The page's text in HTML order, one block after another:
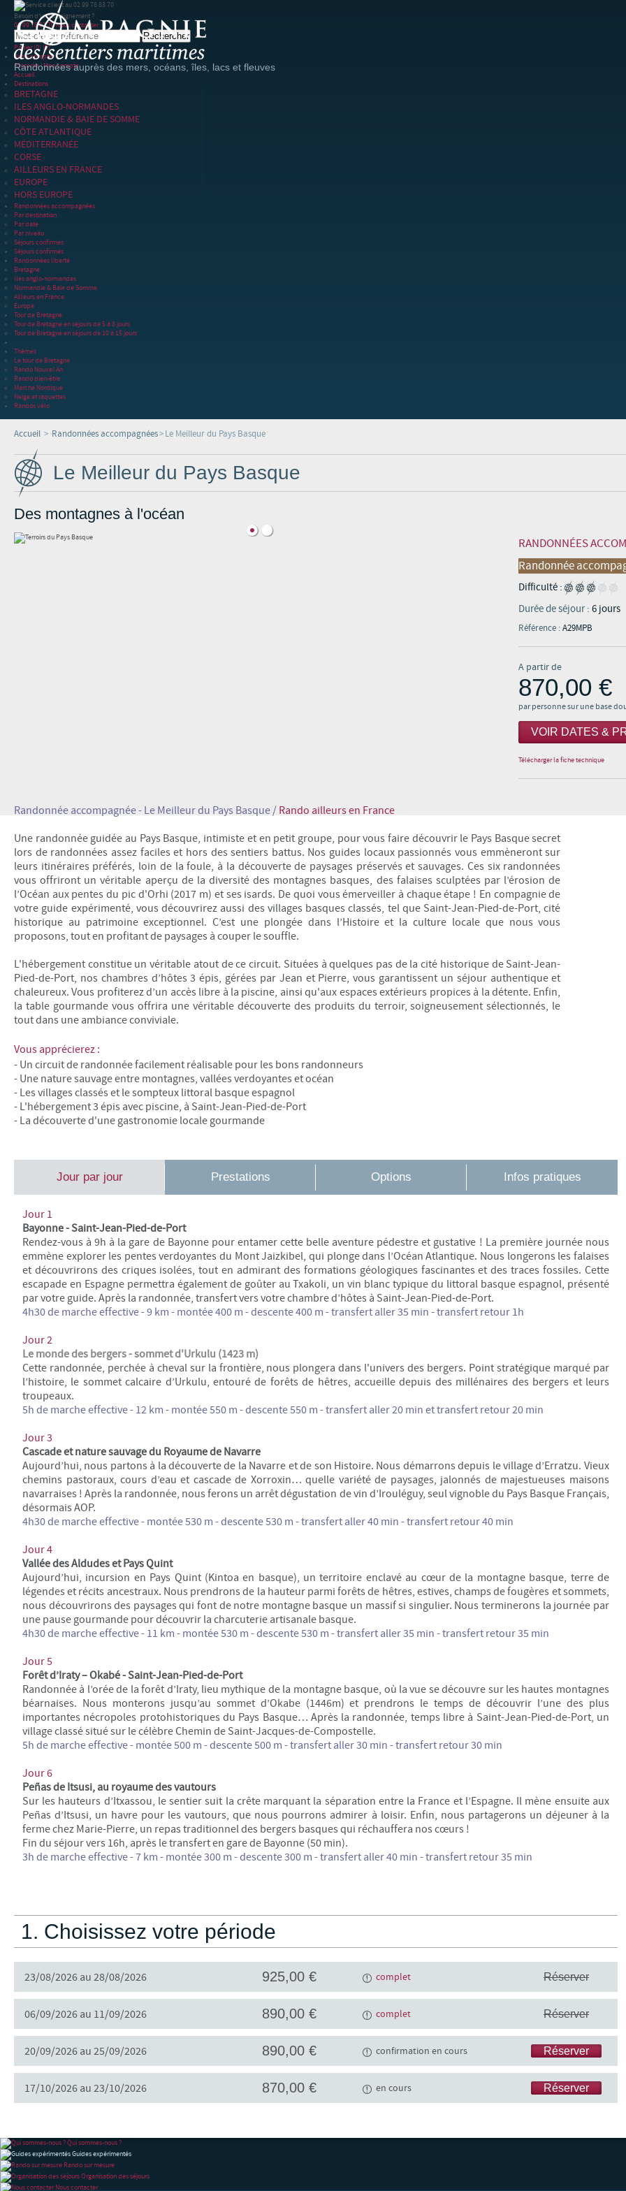
Randonnées auprès des mers, océans, îles, lacs et fleuves
Besoin d'un renseignement ?
02 99 78 83 70Nous contacter
Panier(0) (0)
Votre compte
S'inscrire|Mon compte
Accueil
Destinations
BRETAGNE
ILES ANGLO-NORMANDES
NORMANDIE & BAIE DE SOMME
CÔTE ATLANTIQUE
MÉDITERRANÉE
CORSE
AILLEURS EN FRANCE
EUROPE
HORS EUROPE
Randonnées accompagnées
Par destination
Par date
Par niveau
Séjours confirmés
Séjours confirmés
Randonnées liberté
Bretagne
Iles anglo-normandes
Normandie & Baie de Somme
Ailleurs en France
Europe
Tour de Bretagne
Tour de Bretagne en séjours de 5 à 8 jours
Tour de Bretagne en séjours de 10 à 15 jours
Thèmes
Le tour de Bretagne
Rando Nouvel An
Rando bien-être
Marche Nordique
Neige et raquettes
Randos vélo
Accueil > Randonnées accompagnées>Le Meilleur du Pays Basque
Le Meilleur du Pays Basque
Des montagnes à l'océan
RANDONNÉES
Randonnée
Difficulté :
Durée de séjour : 6 jours
Référence :A29MPB
A partir de
870,00 €
par personne sur une base
VOIR DATES &
Télécharger la fiche technique
Randonnée accompagnée - Le Meilleur du Pays Basque / Rando ailleurs en France
Une randonnée guidée au Pays Basque, intimiste et en petit groupe, pour vous faire découvrir le Pays Basque secret
lors de randonnées assez faciles et hors des sentiers battus. Nos guides locaux passionnés vous emmèneront sur
leurs itinéraires préférés, loin de la foule, à la découverte de paysages préservés et sauvages. Ces six randonnées
vous offriront un véritable aperçu de la diversité des montagnes basques, des falaises sculptées par l’érosion de
l’Océan aux pentes du pic d'Orhi (2017 m) et ses isards. De quoi vous émerveiller à chaque étape ! En compagnie de
votre guide expérimenté, vous découvrirez aussi des villages basques classés, tel que Saint-Jean-Pied-de-Port, cité
historique au patrimoine exceptionnel. C’est une plongée dans l’Histoire et la culture locale que nous vous
proposons, tout en profitant de paysages à couper le souffle.
L'hébergement constitue un véritable atout de ce circuit. Situées à quelques pas de la cité historique de Saint-Jean-
Pied-de-Port, nos chambres d’hôtes 3 épis, gérées par Jean et Pierre, vous garantissent un séjour authentique et
chaleureux. Vous profiterez d’un accès libre à la piscine, ainsi qu'aux espaces extérieurs propices à la détente. Enfin,
la table gourmande vous offrira une véritable découverte des produits du terroir, soigneusement sélectionnés, le
tout dans une ambiance conviviale.
Vous apprécierez :
- Un circuit de randonnée facilement réalisable pour les bons randonneurs
- Une nature sauvage entre montagnes, vallées verdoyantes et océan
- Les villages classés et lesompteux littoral basque espagnol
- L'hébergement 3 épis avec piscine, à Saint-Jean-Pied-de-Port
- La découverte d'une gastronomie locale gourmande
Jour par jour Prestations Options Infos pratiques
Jour 1
Bayonne - Saint-Jean-Pied-de-Port
Rendez-vous à 9h à la gare de Bayonne pour entamer cette belle aventure pédestre et gustative ! La première journée nous
emmène explorer les pentes verdoyantes du Mont Jaizkibel, qui plonge dans l’Océan Atlantique. Nous longerons les falaises
et découvrirons des criques isolées, tout en admirant des formations géologiques fascinantes et des traces fossiles. Cette
escapade en Espagne permettra également de goûter au Txakoli, un vin blanc typique du littoral basque espagnol, présenté
par votre guide. Après la randonnée, transfert vers votre chambre d’hôtes à Saint-Jean-Pied-de-Port.
4h30 de marche effective - 9 km - montée 400 m - descente 400 m - transfert aller 35 min - transfert retour 1h
Jour 2
Le monde des bergers - sommet d'Urkulu (1423 m)
Cette randonnée, perchée à cheval sur la frontière, nous plongera dans l'univers des bergers. Point stratégique marqué par
l’histoire, le sommet calcaire d’Urkulu, entouré de forêts de hêtres, accueille depuis des millénaires des bergers et leurs
troupeaux.
5h de marche effective - 12 km - montée 550 m - descente 550 m -transfert aller 20 min et transfert retour 20 min
Jour 3
Cascade et nature sauvage du Royaume de Navarre
Aujourd’hui, nous partons à la découverte de la Navarre et de son Histoire. Nous démarrons depuis le village d’Erratzu. Vieux
chemins pastoraux, cours d’eau et cascade de Xorroxin… quelle variété de paysages, jalonnés de majestueuses maisons
navarraises ! Après la randonnée, nous ferons un arrêt dégustation de vin d’Irouléguy, seul vignoble du Pays Basque Français,
désormais AOP.
4h30 de marche effective - montée 530 m - descente 530 m - transfert aller 40 min - transfert retour 40 min
Jour 4
Vallée des Aldudes et Pays Quint
Aujourd’hui, incursion en Pays Quint (Kintoa en basque), un territoire enclavé au cœur de la montagne basque, terre de
légendes et récits ancestraux. Nous prendrons de la hauteur parmi forêts de hêtres, estives, champs de fougères et sommets,
nous découvrirons des paysages qui font de notre montagne basque un massif si singulier. Nous terminerons la journée par
une pause gourmande pour découvrir la charcuterie artisanale basque.
4h30 de marche effective - 11 km - montée 530 m - descente 530 m - transfert aller 35 min - transfert retour 35 min
Jour 5
Forêt d’Iraty – Okabé - Saint-Jean-Pied-de-Port
Randonnée à l’orée de la forêt d’Iraty, lieu mythique de la montagne basque, où la vue se découvre sur les hautes montagnes
béarnaises. Nous monterons jusqu’au sommet d’Okabe (1446m) et prendrons le temps de découvrir l’une des plus
importantes nécropoles protohistoriques du Pays Basque… Après la randonnée, temps libre à Saint-Jean-Pied-de-Port, un
village classé situé sur le célèbre Chemin de Saint-Jacques-de-Compostelle.
5h de marche effective - montée 500 m - descente 500 m - transfert aller 30 min - transfert retour 30 min
Jour 6
Peñas de Itsusi, au royaume des vautours
Sur les hauteurs d’Itxassou, le sentier suit la crête marquant la séparation entre la France et l’Espagne. Il mène ensuite aux
Peñas d’Itsusi, un havre pour les vautours, que nous pourrons admirer à loisir. Enfin, nous partagerons un déjeuner à la
ferme chez Marie-Pierre, un repas traditionnel des bergers basques qui réchauffera nos cœurs !
Fin du séjour vers 16h, après le transfert en gare de Bayonne (50 min).
3h de marche effective - 7 km - montée 300 m - descente 300 m - transfert aller 40 min - transfert retour 35 min
1. Choisissez votre période
23/08/2026 au 28/08/2026 925,00 € complet Réserver
06/09/2026 au 11/09/2026 890,00 € complet Réserver
20/09/2026 au 25/09/2026 890,00 € confirmation en cours Réserver
17/10/2026 au 23/10/2026 870,00 € en cours Réserver
Qui sommes-nous ?
Guides expérimentés
Rando sur mesure
Organisation des séjours
Nous contacter